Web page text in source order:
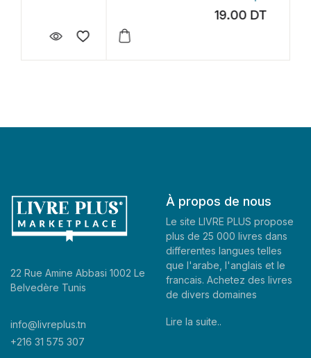
22 Rue Amine Abbasi 1002 Le
Belvedère Tunis
info@livreplus.tn
+216 31 575 307
À propos de nous
Le site LIVRE PLUS propose
plus de 25 000 livres dans
differentes langues telles
que l'arabe, l'anglais et le
francais. Achetez des livres
de divers domaines
Lire la suite..